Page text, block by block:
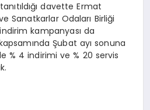
davette Ermat
Sanatkarlar Odaları Birliği
kampanyası da
Şubat ayı sonuna
% 4 indirimi ve % 20 servis